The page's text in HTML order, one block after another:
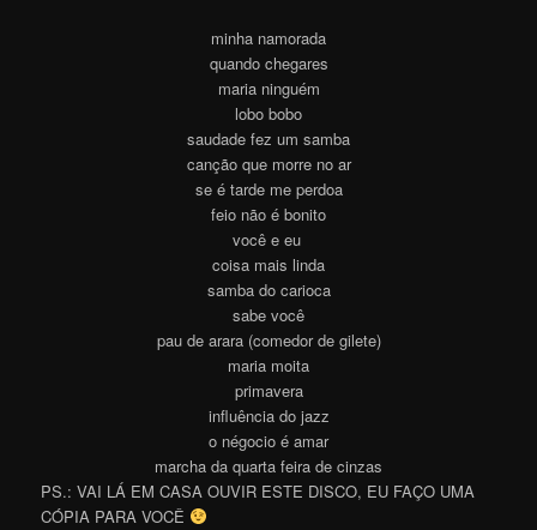
minha namorada
quando chegares
maria ninguém
lobo bobo
saudade fez um samba
canção que morre no ar
se é tarde me perdoa
feio não é bonito
você e eu
coisa mais linda
samba do carioca
sabe você
pau de arara (comedor de gilete)
maria moita
primavera
influência do jazz
o négocio é amar
marcha da quarta feira de cinzas
PS.: VAI LÁ EM CASA OUVIR ESTE DISCO, EU FAÇO UMA
CÓPIA PARA VOCÊ